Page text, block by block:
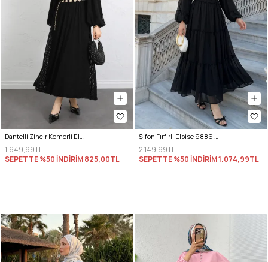
Dantelli Zincir Kemerli Elbise Y0118 - SİYAH
1.649,99TL
SEPETTE %50 İNDİRİM825,00TL
Şifon Fırfırlı Elbise 9886 - SİYAH
2.149,99TL
SEPETTE %50 İNDİRİM1.074,99TL